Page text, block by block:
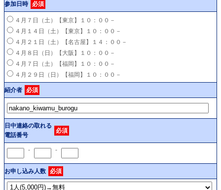
参加日時 必須
４月７日（土）【東京】１０：００－
４月１４日（土）【東京】１０：００－
４月２１日（土）【名古屋】１４：００－
４月８日（日）【大阪】１０：００－
４月７日（土）【福岡】１０：００－
４月２９日（日）【福岡】１０：００－
紹介者 必須
日中連絡の取れる
電話番号
必須
- -
お申し込み人数 必須